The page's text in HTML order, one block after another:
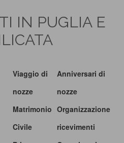
IN PUGLIA E
Viaggio di
nozze
Matrimonio
Civile
Anniversari di
nozze
Organizzazione
ricevimenti